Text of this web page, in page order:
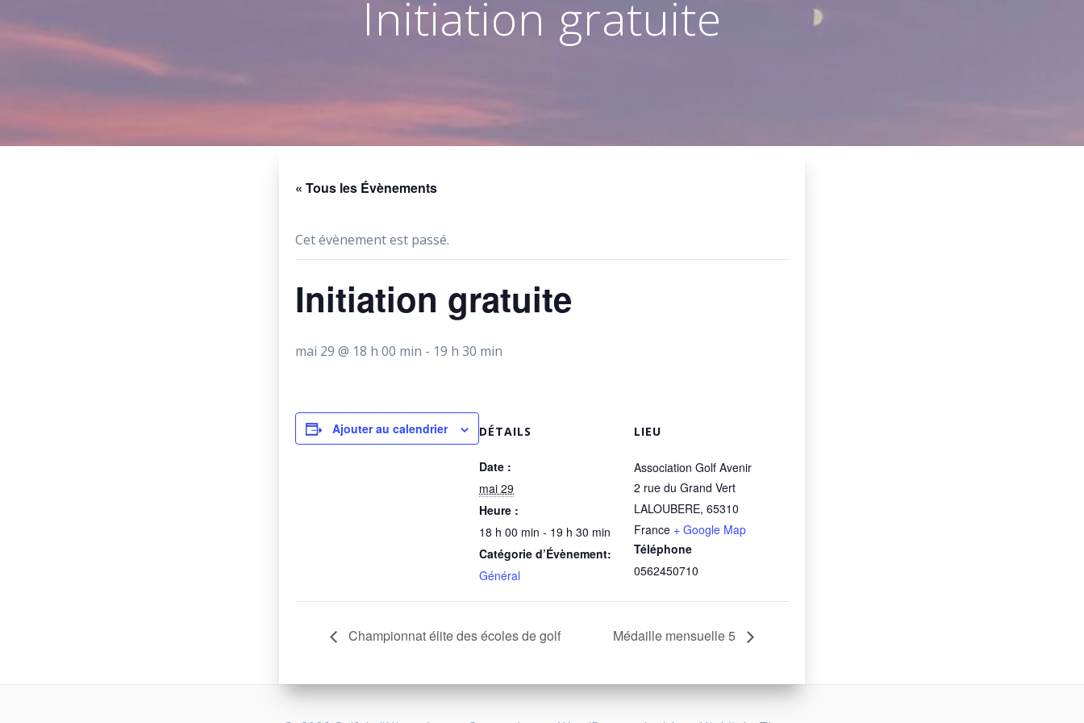
Initiation gratuite
« Tous les Évènements
Cet évènement est passé.
Initiation gratuite
mai 29 @ 18 h 00 min - 19 h 30 min
Ajouter au calendrier DÉTAILS
Date :
mai 29
Heure :
18 h 00 min - 19 h 30 min
Catégorie d’Évènement:
Général
LIEU
Association Golf Avenir
2 rue du Grand Vert
LALOUBERE, 65310
France + Google Map
Téléphone
0562450710
Championnat élite des écoles de golf Médaille mensuelle 5